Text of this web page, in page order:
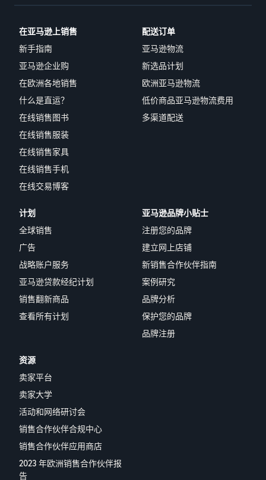
在亚马逊上销售
新手指南
亚马逊企业购
在欧洲各地销售
什么是直运？
在线销售图书
在线销售服装
在线销售家具
在线销售手机
在线交易博客
配送订单
亚马逊物流
新选品计划
欧洲亚马逊物流
低价商品亚马逊物流费用
多渠道配送
计划
全球销售
广告
战略账户服务
亚马逊贷款经纪计划
销售翻新商品
查看所有计划
亚马逊品牌小贴士
注册您的品牌
建立网上店铺
新销售合作伙伴指南
案例研究
品牌分析
保护您的品牌
品牌注册
资源
卖家平台
卖家大学
活动和网络研讨会
销售合作伙伴合规中心
销售合作伙伴应用商店
2023 年欧洲销售合作伙伴报
告